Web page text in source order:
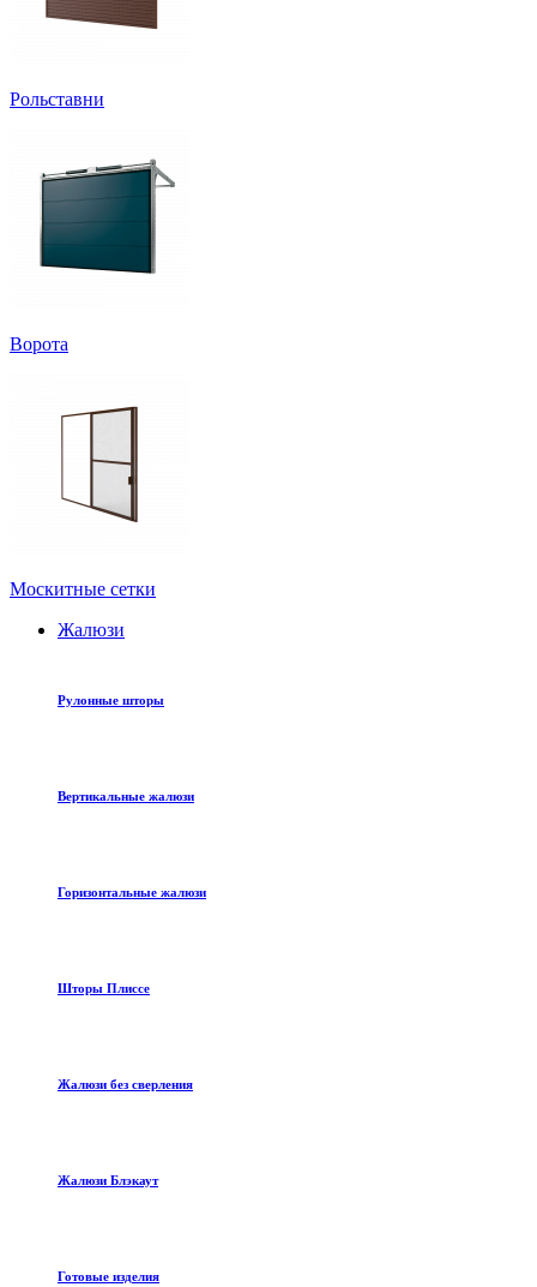
Рольставни
Ворота
Москитные сетки
Жалюзи
Рулонные шторы
Вертикальные жалюзи
Горизонтальные жалюзи
Шторы Плиссе
Жалюзи без сверления
Жалюзи Блэкаут
Готовые изделия